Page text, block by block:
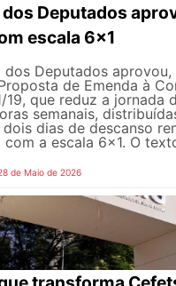
Deputados
escala 6x1
dos Deputados aprovou,
de Emenda à
19, que reduz a jornada
semanais,
dias de descanso
com a escala 6x1. O
de Maio de 2026